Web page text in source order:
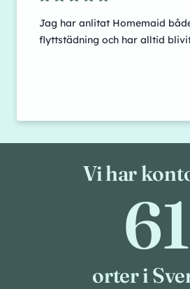
Jag har anlitat Homemaid
flyttstädning och har alltid
Vi har
61
61
orter i